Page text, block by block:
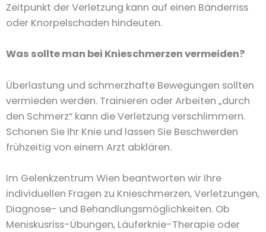
Zeitpunkt der Verletzung kann auf einen Bänderriss
oder Knorpelschaden hindeuten.
Was sollte man bei Knieschmerzen vermeiden?
Überlastung und schmerzhafte Bewegungen sollten
vermieden werden. Trainieren oder Arbeiten „durch
den Schmerz“ kann die Verletzung verschlimmern.
Schonen Sie Ihr Knie und lassen Sie Beschwerden
frühzeitig von einem Arzt abklären.
Im Gelenkzentrum Wien beantworten wir Ihre
individuellen Fragen zu Knieschmerzen, Verletzungen,
Diagnose- und Behandlungsmöglichkeiten. Ob
Meniskusriss-Übungen, Läuferknie-Therapie oder